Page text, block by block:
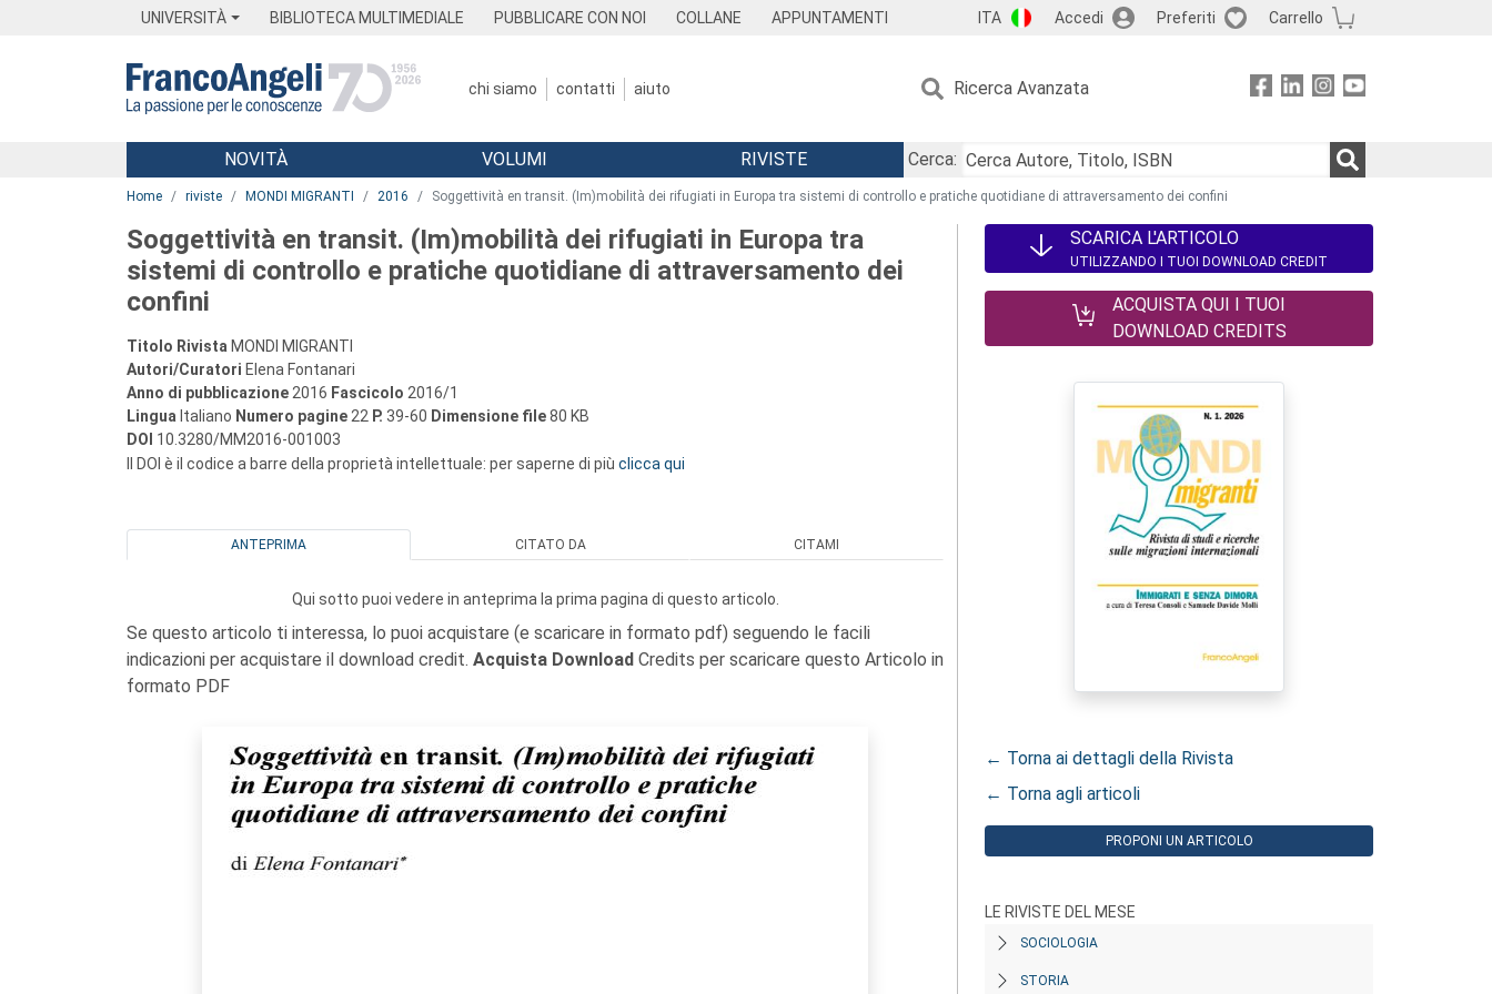
UNIVERSITÀ BIBLIOTECA MULTIMEDIALE PUBBLICARE CON NOI COLLANE APPUNTAMENTI ITA Accedi Preferiti Carrello
chi siamo contatti aiuto Ricerca Avanzata
Menu
NOVITÀ VOLUMI RIVISTE
Cerca:
Home riviste MONDI MIGRANTI 2016 Soggettività en transit. (Im)mobilità dei rifugiati in Europa tra sistemi di controllo e pratiche quotidiane di attraversamento dei confini
Soggettività en transit. (Im)mobilità dei rifugiati in Europa tra
sistemi di controllo e pratiche quotidiane di attraversamento dei
confini
Titolo Rivista MONDI MIGRANTI
Autori/Curatori Elena Fontanari
Anno di pubblicazione 2016 Fascicolo 2016/1
Lingua Italiano Numero pagine 22 P. 39-60 Dimensione file80 KB
DOI 10.3280/MM2016-001003
Il DOI è il codice a barre della proprietà intellettuale: per saperne di più clicca qui
ANTEPRIMA CITATO DA CITAMI
Qui sotto puoi vedere in anteprima la prima pagina di questo articolo.
Se questo articolo ti interessa, lo puoi acquistare (e scaricare in formato pdf) seguendo le facili
indicazioni per acquistare il download credit. Acquista Download Credits per scaricare questo Articolo in
formato PDF
SCARICA L'ARTICOLO
UTILIZZANDO I TUOI DOWNLOAD CREDIT
ACQUISTA QUI I TUOI
DOWNLOAD CREDITS
← Torna ai dettagli della Rivista
← Torna agli articoli
PROPONI UN ARTICOLO
LE RIVISTE DEL MESE
SOCIOLOGIA
STORIA